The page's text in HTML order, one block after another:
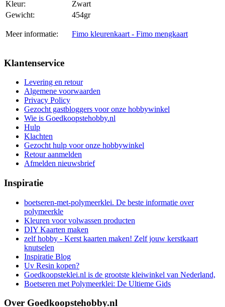
Kleur:
Zwart
Gewicht:
454gr
Meer informatie: Fimo kleurenkaart - Fimo mengkaart
Klantenservice
Levering en retour
Algemene voorwaarden
Privacy Policy
Gezocht gastbloggers voor onze hobbywinkel
Wie is Goedkoopstehobby.nl
Hulp
Klachten
Gezocht hulp voor onze hobbywinkel
Retour aanmelden
Afmelden nieuwsbrief
Inspiratie
boetseren-met-polymeerklei. De beste informatie over
polymeerkle
Kleuren voor volwassen producten
DIY Kaarten maken
zelf hobby - Kerst kaarten maken! Zelf jouw kerstkaart
knutselen
Inspiratie Blog
Uv Resin kopen?
Goedkoopsteklei.nl is de grootste kleiwinkel van Nederland,
Boetseren met Polymeerklei: De Ultieme Gids
Over Goedkoopstehobby.nl